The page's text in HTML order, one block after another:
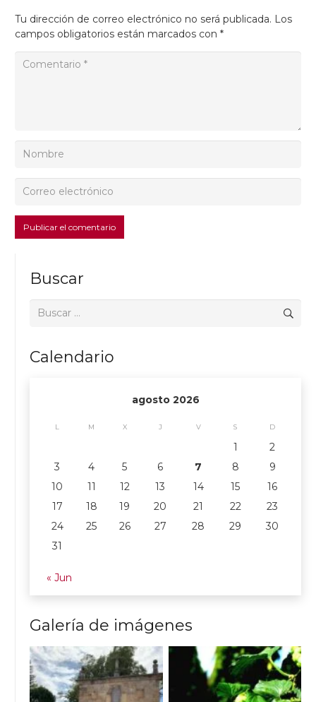
Tu dirección de correo electrónico no será publicada. Los
campos obligatorios están marcados con *
Publicar el comentario
Buscar
Buscar:
Calendario
agosto 2026
L M X J V S D
1
2
3
4 5 6 7 8
9
10
11 12 13 14 15
16
17
18 19 20 21 22
23
24
25 26 27 28 29
30
31
« Jun
Galería de imágenes